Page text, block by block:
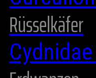
Rüsselkäfer